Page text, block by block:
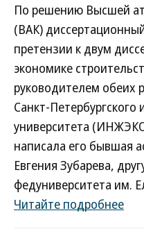
По решению Высшей
(ВАК)
претензии к двум
экономике
руководителем обеих
Санкт-
университета
написала его бывшая
Евгения Зубарева,
федуниверситета им.
Читайте подробнее